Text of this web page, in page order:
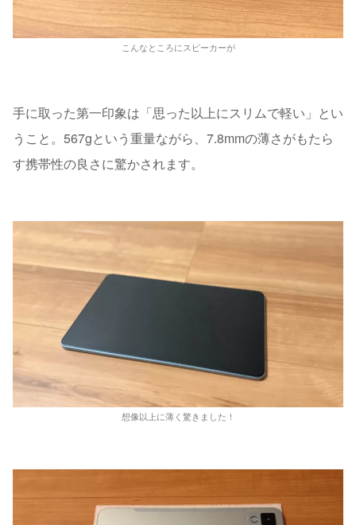
こんなところにスピーカーが
手に取った第一印象は「思った以上にスリムで軽い」とい
うこと。567gという重量ながら、7.8mmの薄さがもたら
す携帯性の良さに驚かされます。
想像以上に薄く驚きました！